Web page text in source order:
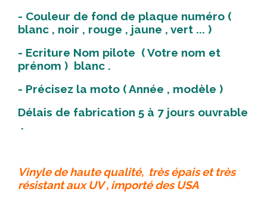
- Couleur de fond de plaque numéro (
blanc , noir , rouge , jaune , vert ... )
- Ecriture Nom pilote ( Votre nom et
prénom ) blanc .
- Précisez la moto ( Année , modèle )
Délais de fabrication 5 à 7 jours ouvrable
.
Vinyle de haute qualité, très épais et très
résistant aux UV , importé des USA